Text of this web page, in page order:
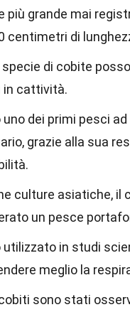
più grande mai
centimetri di
di cobite
in cattività.
uno dei primi pesci
grazie alla sua
culture asiatiche, il
un pesce
utilizzato in studi
meglio la
sono stati